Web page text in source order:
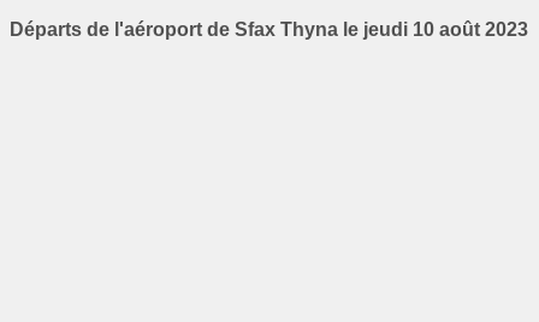
Départs de l'aéroport de Sfax Thyna le jeudi 10 août 2023